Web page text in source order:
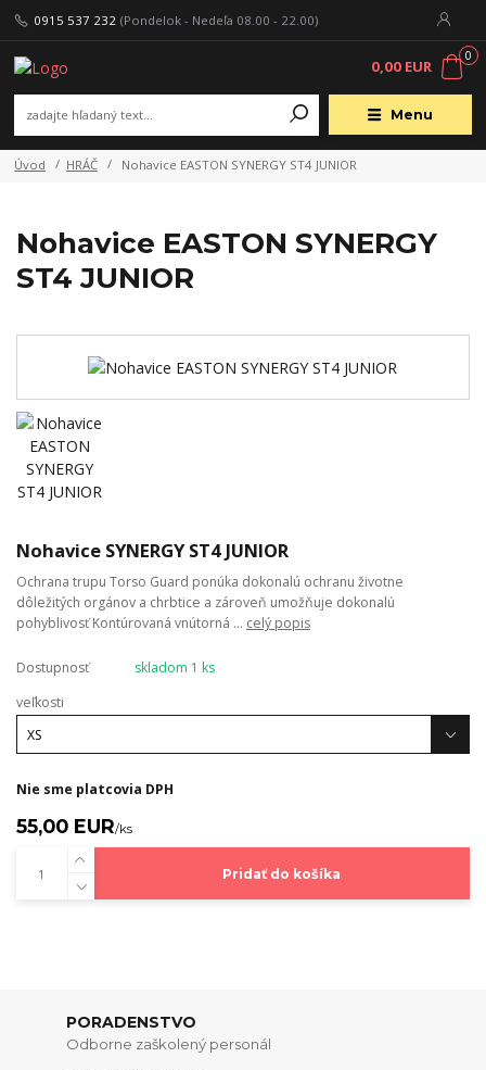
Menu
0915 537 232 (Pondelok - Nedeľa 08.00 - 22.00)
0
0,00 EUR
Úvod HRÁČ Nohavice EASTON SYNERGY ST4 JUNIOR
Nohavice EASTON SYNERGY
ST4 JUNIOR
Nohavice SYNERGY ST4 JUNIOR
Ochrana trupu Torso Guard ponúka dokonalú ochranu životne
dôležitých orgánov a chrbtice a zároveň umožňuje dokonalú
pohyblivosť Kontúrovaná vnútorná ... celý popis
Dostupnosť
skladom 1 ks
veľkosti
Nie sme platcovia DPH
55,00 EUR/ks
Pridať do košíka
PORADENSTVO
Odborne zaškolený personál